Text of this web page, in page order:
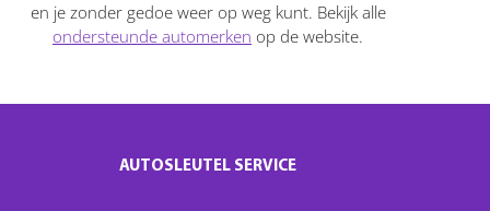
en je zonder gedoe weer op weg kunt. Bekijk alle
ondersteunde automerken op de website.
AUTOSLEUTEL SERVICE